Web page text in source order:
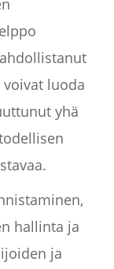
luoda
yhä
hallinta ja
ja